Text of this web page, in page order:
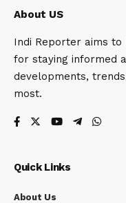
About US
Indi Reporter aims
for staying informed
developments,
most.
Quick Links
About Us